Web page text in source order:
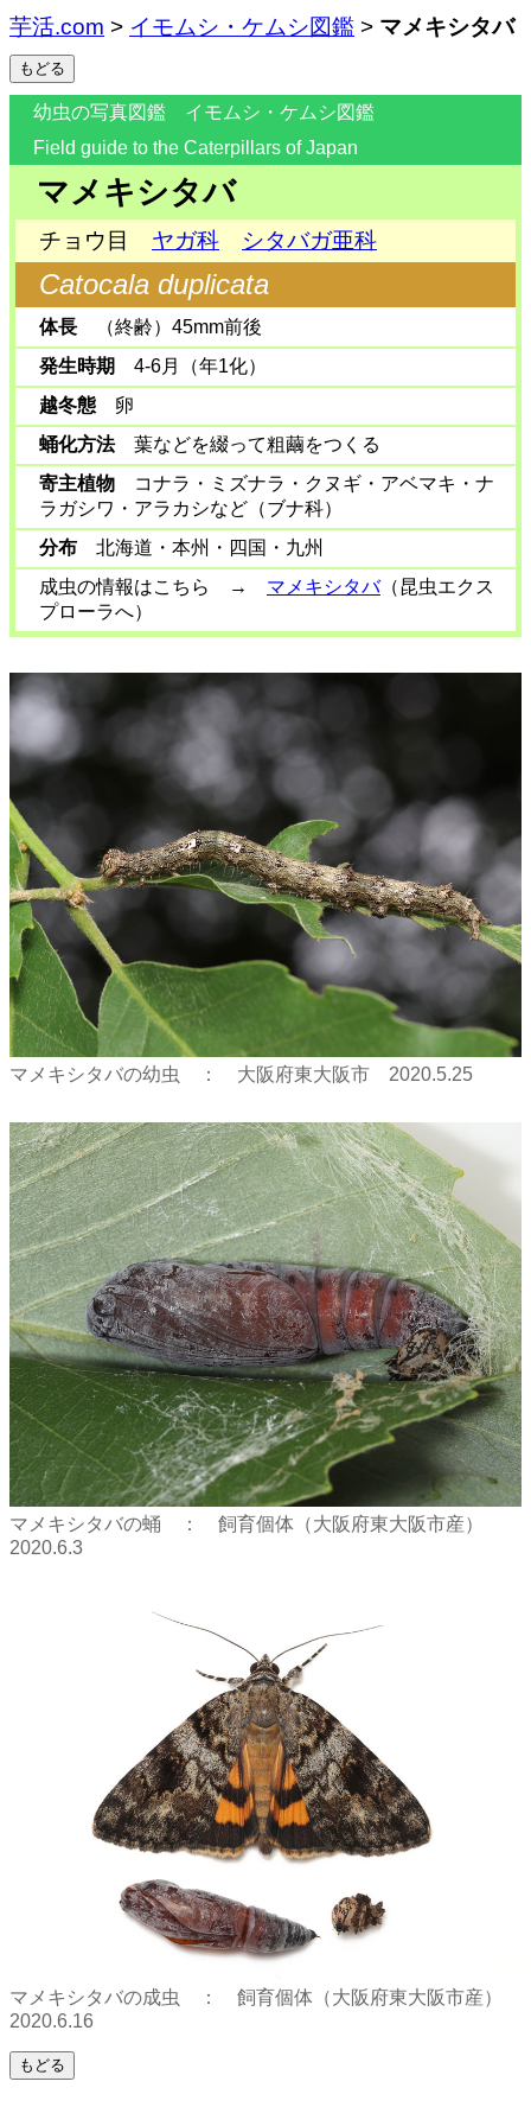
芋活.com > イモムシ・ケムシ図鑑 > マメキシタバ
幼虫の写真図鑑 イモムシ・ケムシ図鑑
Field guide to the Caterpillars of Japan
マメキシタバ
チョウ目 ヤガ科 シタバガ亜科
Catocala duplicata
体長 （終齢）45mm前後
発生時期
4-6月（年1化）
越冬態 卵
蛹化方法葉などを綴って粗繭をつくる
寄主植物 コナラ・ミズナラ・クヌギ・アベマキ・ナ
ラガシワ・アラカシなど（ブナ科）
分布 北海道・本州・四国・九州
成虫の情報はこちら → マメキシタバ（昆虫エクス
プローラへ）
マメキシタバの幼虫 ： 大阪府東大阪市 2020.5.25
マメキシタバの蛹 ： 飼育個体（大阪府東大阪市産）
2020.6.3
マメキシタバの成虫 ： 飼育個体（大阪府東大阪市産）
2020.6.16